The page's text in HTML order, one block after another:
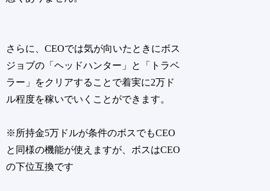
さらに、CEOでは気が向いたときにボス
ジョブの「ヘッドハンター」と「トラベ
ラー」をクリアすることで着実に2万ド
ル程度を稼いでいくことができます。
※所持金5万ドルが条件のボスでもCEO
と同様の機能が使えますが、ボスはCEO
の下位互換です